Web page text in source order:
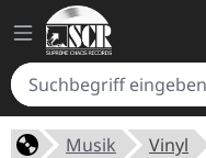
Musik Vinyl